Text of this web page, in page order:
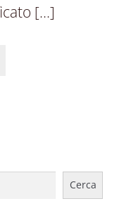
[…]
Cerca